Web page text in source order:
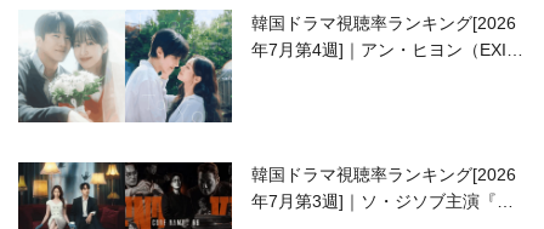
韓国ドラマ視聴率ランキング[2026
年7月第4週]｜アン・ヒヨン（EXID
韓国ドラマ視聴率ランキング[2026
年7月第3週]｜ソ・ジソブ主演『エ